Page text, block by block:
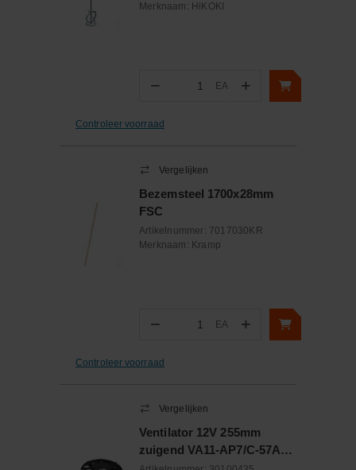
Merknaam: HiKOKI
− Aantal
EA +
Controleer voorraad
Vergelijken
Bezemsteel 1700x28mm
FSC
Artikelnummer: 7017030KR
Merknaam: Kramp
− Aantal
EA +
Controleer voorraad
Vergelijken
Ventilator 12V 255mm
zuigend VA11-AP7/C-57A
BT MC